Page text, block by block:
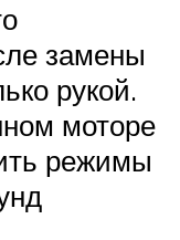
замены
рукой.
моторе
режимы